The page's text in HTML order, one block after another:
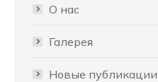
О нас
Галерея
Новые публикации